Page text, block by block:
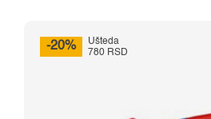
-20%
Ušteda
780 RSD